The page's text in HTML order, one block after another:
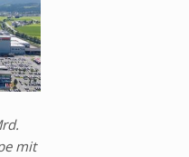
mit